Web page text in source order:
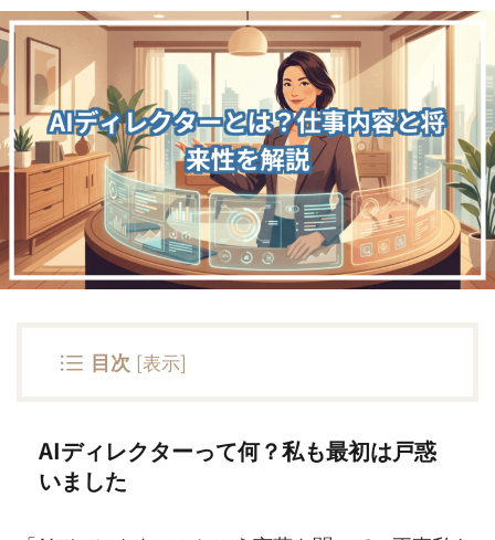
目次 [表示]
AIディレクターって何？私も最初は戸惑
いました